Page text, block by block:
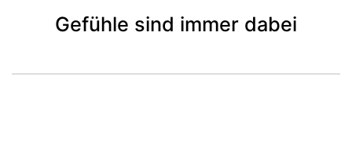
Gefühle sind immer dabei